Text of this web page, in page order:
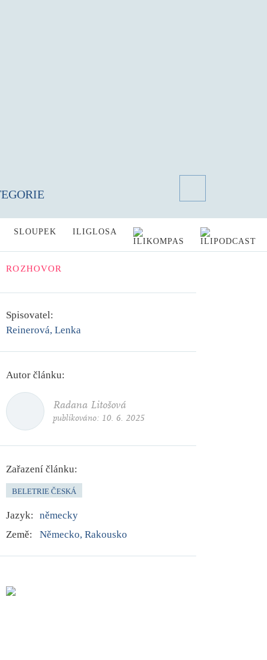
SLOUPEK ILIGLOSA
ROZHOVOR
Spisovatel:
Reinerová, Lenka
Autor článku:
Radana Litošová
publikováno: 10. 6. 2025
Zařazení článku:
BELETRIE ČESKÁ
Jazyk: německy
Země:
Německo, Rakousko